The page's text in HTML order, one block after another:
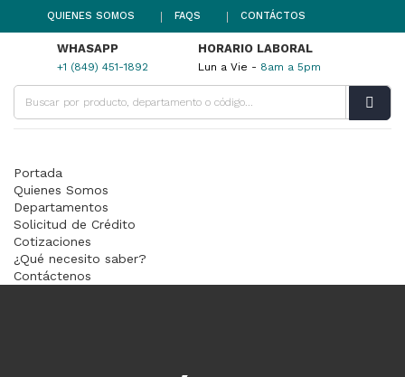
QUIENES SOMOS FAQS CONTÁCTOS
WHASAPP
+1 (849) 451-1892
HORARIO LABORAL
Lun a Vie - 8am a 5pm
Portada
Quienes Somos
Departamentos
Solicitud de Crédito
Cotizaciones
¿Qué necesito saber?
Contáctenos